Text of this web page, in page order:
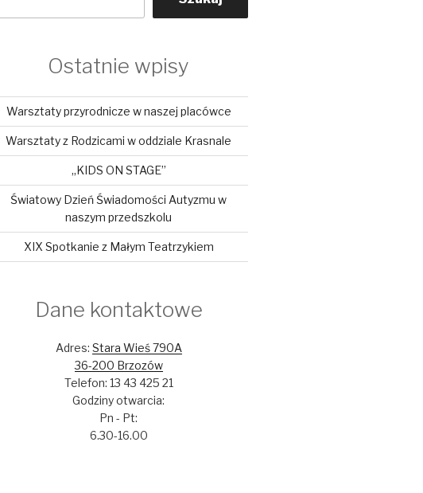
Ostatnie wpisy
Warsztaty przyrodnicze w naszej placówce
Warsztaty z Rodzicami w oddziale Krasnale
„KIDS ON STAGE”
Światowy Dzień Świadomości Autyzmu w
naszym przedszkolu
XIX Spotkanie z Małym Teatrzykiem
Dane kontaktowe
Adres: Stara Wieś 790A
36-200 Brzozów
Telefon: 13 43 425 21
Godziny otwarcia:
Pn - Pt:
6.30-16.00